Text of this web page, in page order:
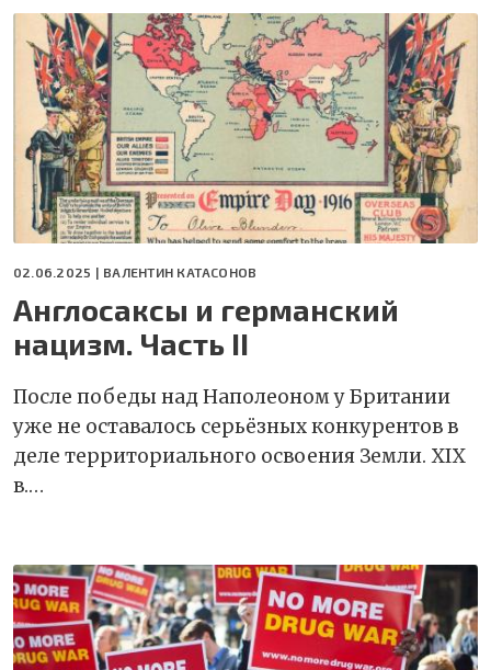
02.06.2025 | ВАЛЕНТИН КАТАСОНОВ
Англосаксы и германский
нацизм. Часть II
После победы над Наполеоном у Британии
уже не оставалось серьёзных конкурентов в
деле территориального освоения Земли. XIX
в.…